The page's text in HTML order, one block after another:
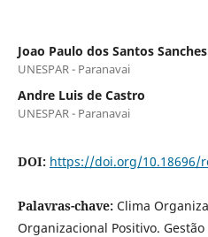
Joao Paulo dos Santos Sanches
UNESPAR - Paranavai
Andre Luis de Castro
UNESPAR - Paranavai
DOI: https://doi.org/10.18696/
Palavras-chave: Clima
Organizacional Positivo. Gestão